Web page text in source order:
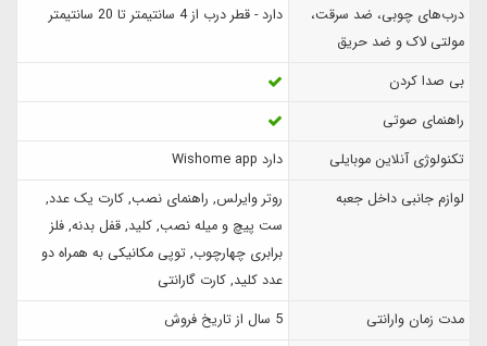
درب‌های چوبی، ضد سرقت،
مولتی لاک و ضد حریق
دارد - قطر درب از 4 سانتیمتر تا 20 سانتیمتر
بی صدا کردن
راهنمای صوتی
تکنولوژی آنلاین موبایلی
دارد Wishome app
لوازم جانبی داخل جعبه
روتر وایرلس, راهنمای نصب, کارت یک عدد,
ست پیچ و میله نصب, کلید, قفل بدنه, فلز
برابری چهارچوب, توپی مکانیکی به همراه دو
عدد کلید, کارت گارانتی
مدت زمان وارانتی
5 سال از تاریخ فروش